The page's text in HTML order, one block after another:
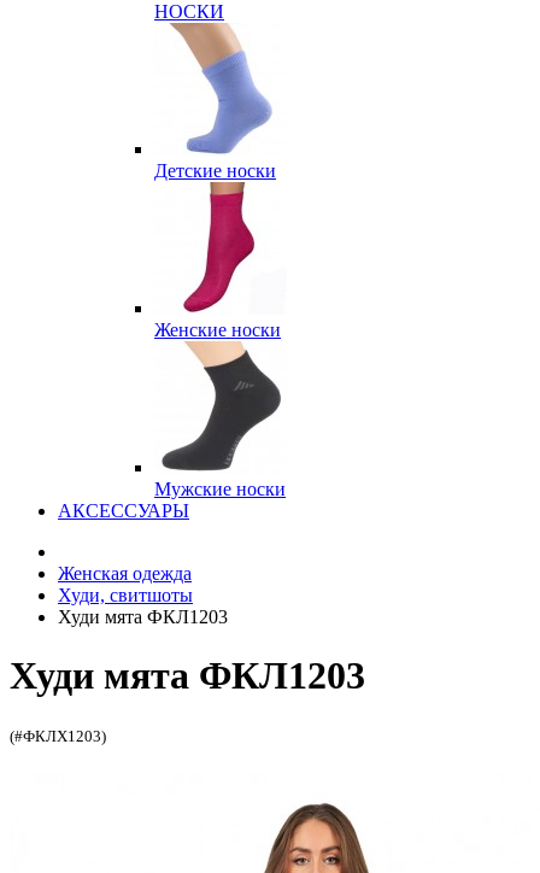
НОСКИ
Детские носки
Женские носки
Мужские носки
АКСЕССУАРЫ
Женская одежда
Худи, свитшоты
Худи мята ФКЛ1203
Худи мята ФКЛ1203
(#ФКЛХ1203)